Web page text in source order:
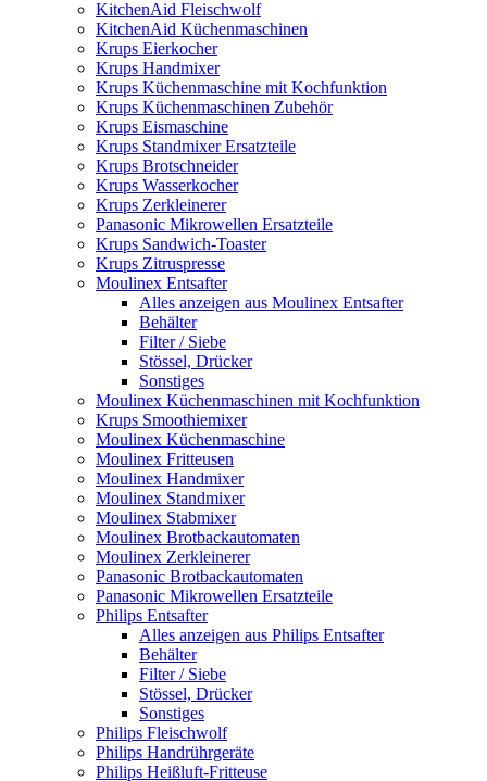
KitchenAid Fleischwolf
KitchenAid Küchenmaschinen
Krups Eierkocher
Krups Handmixer
Krups Küchenmaschine mit Kochfunktion
Krups Küchenmaschinen Zubehör
Krups Eismaschine
Krups Standmixer Ersatzteile
Krups Brotschneider
Krups Wasserkocher
Krups Zerkleinerer
Panasonic Mikrowellen Ersatzteile
Krups Sandwich-Toaster
Krups Zitruspresse
Moulinex Entsafter
Alles anzeigen aus Moulinex Entsafter
Behälter
Filter / Siebe
Stössel, Drücker
Sonstiges
Moulinex Küchenmaschinen mit Kochfunktion
Krups Smoothiemixer
Moulinex Küchenmaschine
Moulinex Fritteusen
Moulinex Handmixer
Moulinex Standmixer
Moulinex Stabmixer
Moulinex Brotbackautomaten
Moulinex Zerkleinerer
Panasonic Brotbackautomaten
Panasonic Mikrowellen Ersatzteile
Philips Entsafter
Alles anzeigen aus Philips Entsafter
Behälter
Filter / Siebe
Stössel, Drücker
Sonstiges
Philips Fleischwolf
Philips Handrührgeräte
Philips Heißluft-Fritteuse